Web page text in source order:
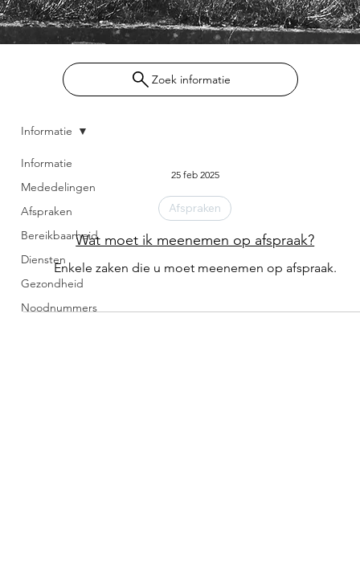
Informatie
Mededelingen
Afspraken
Bereikbaarheid
Diensten
Gezondheid
Noodnummers
Informatie
25 feb 2025
Afspraken
Wat moet ik meenemen op afspraak?
Enkele zaken die u moet meenemen op afspraak.
Zoek informatie